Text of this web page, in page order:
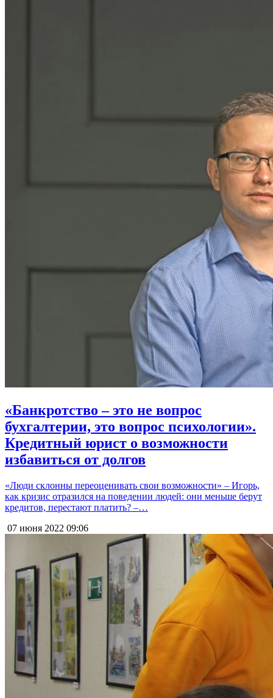
«Банкротство – это не вопрос
бухгалтерии, это вопрос психологии».
Кредитный юрист о возможности
избавиться от долгов
«Люди склонны переоценивать свои возможности» – Игорь,
как кризис отразился на поведении людей: они меньше берут
кредитов, перестают платить? –…
07 июня 2022 09:06